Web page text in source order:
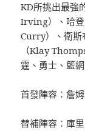
KD所挑出最強
Irving）、哈
Curry）、衛
（Klay
霆、勇士、籃
首發陣容：詹
替補陣容：庫